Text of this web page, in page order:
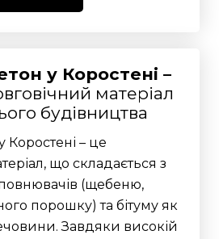
у Коростені –
матеріал
будівництва
Коростені – це
що складається з
(щебеню,
порошку) та бітуму як
Завдяки високій